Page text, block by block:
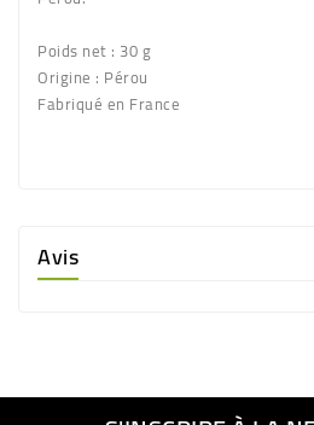
Poids net : 30 g
Origine : Pérou
Fabriqué en France
Avis